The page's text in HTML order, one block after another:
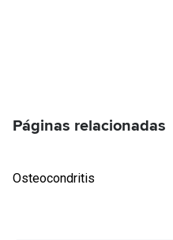
Páginas relacionadas
Osteocondritis